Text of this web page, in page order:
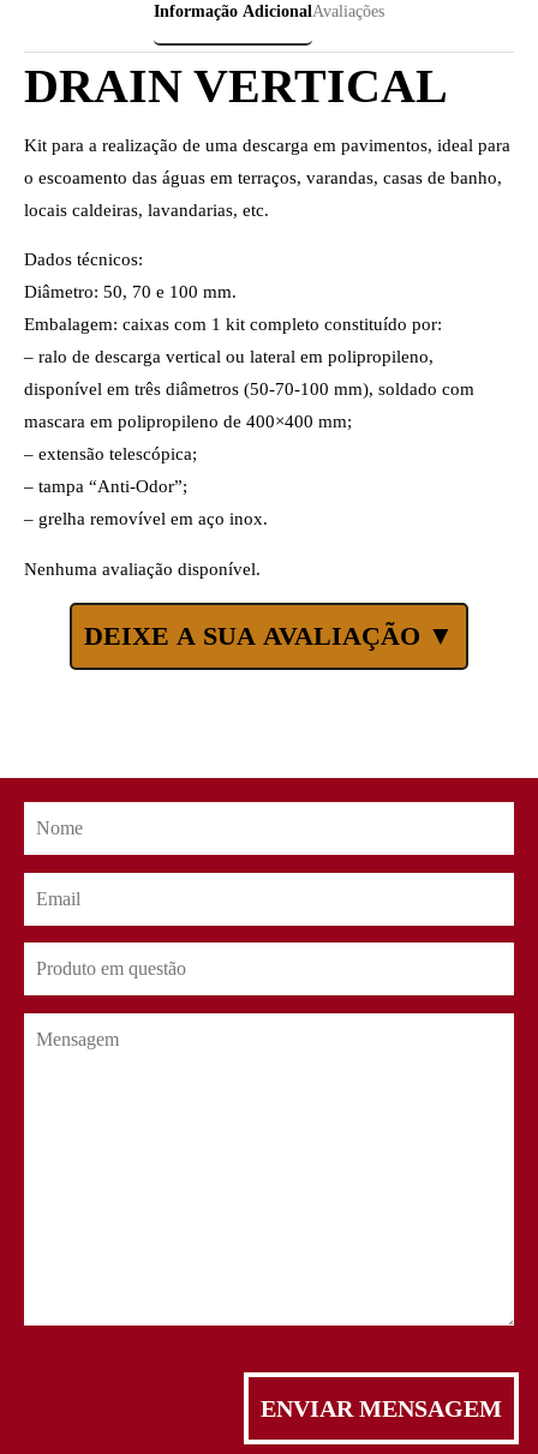
Informação Adicional Avaliações
DRAIN VERTICAL
Kit para a realização de uma descarga em pavimentos, ideal para
o escoamento das águas em terraços, varandas, casas de banho,
locais caldeiras, lavandarias, etc.
Dados técnicos:
Diâmetro: 50, 70 e 100 mm.
Embalagem: caixas com 1 kit completo constituído por:
– ralo de descarga vertical ou lateral em polipropileno,
disponível em três diâmetros (50-70-100 mm), soldado com
mascara em polipropileno de 400×400 mm;
– extensão telescópica;
– tampa “Anti-Odor”;
– grelha removível em aço inox.
Nenhuma avaliação disponível.
DEIXE A SUA AVALIAÇÃO ▼